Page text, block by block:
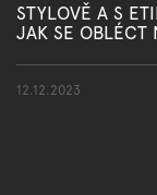
STYLOVĚ A S
JAK SE OBLÉCT
12.12.2023